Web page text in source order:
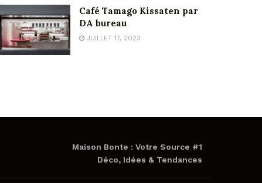
Café Tamago Kissaten par
DA bureau
JUILLET 17, 2023
Maison Bonte : Votre Source #1
Déco, Idées & Tendances